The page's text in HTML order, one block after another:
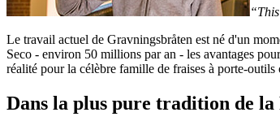
Le travail actuel de Gravningsbråten est né d'un
Seco - environ 50 millions par an - les avantages
réalité pour la célèbre famille de fraises à porte-outils
Dans la plus pure tradition de